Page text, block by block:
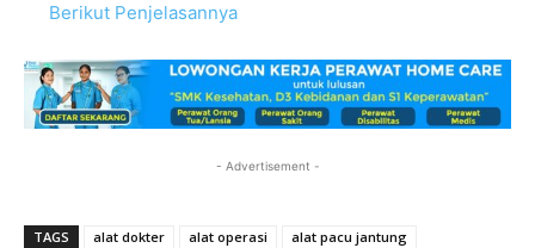
Berikut Penjelasannya
- Advertisement -
TAGS alat dokter alat operasi
alat pacu jantung